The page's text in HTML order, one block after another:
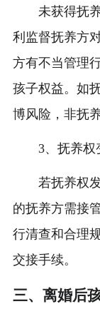
未获得抚
利监督抚养方
方有不当管理
孩子权益。如
博风险，非抚
3、抚养权
若抚养权
的抚养方需接
行清查和合理
交接手续。
三、离婚后